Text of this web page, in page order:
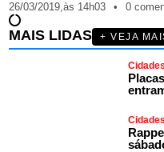
26/03/2019,às 14h03 • 0
MAIS LIDAS + VEJA
Cidades
Cidades